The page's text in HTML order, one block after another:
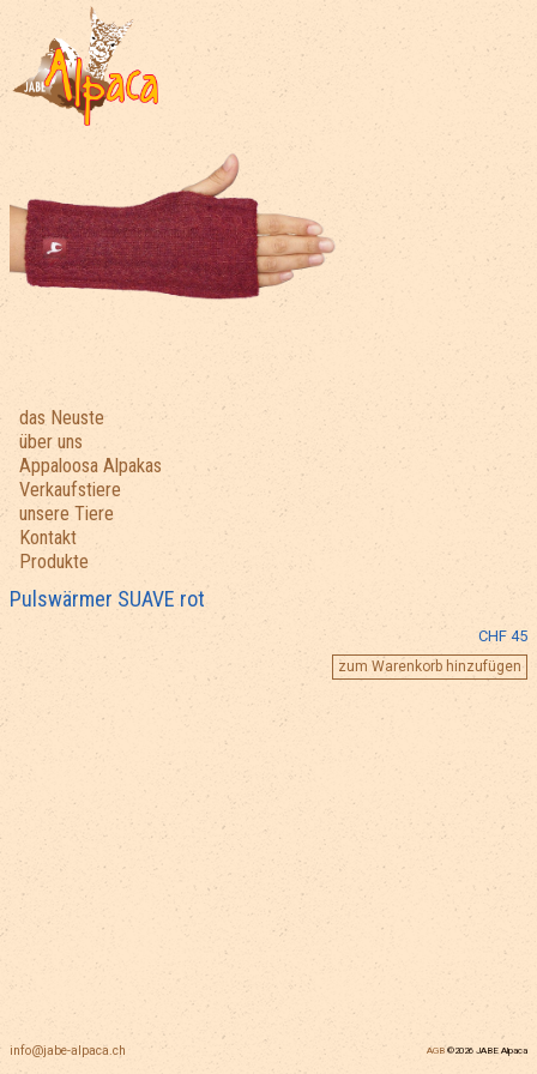
das Neuste
über uns
Appaloosa Alpakas
Verkaufstiere
unsere Tiere
Kontakt
Produkte
Pulswärmer SUAVE rot
CHF 45
info@jabe-alpaca.ch AGB ©2026 JABE Alpaca